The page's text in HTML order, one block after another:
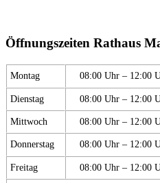
Öffnungszeiten Rathaus
Montag 08:00 Uhr – 12:00
Dienstag 08:00 Uhr – 12:00
Mittwoch 08:00 Uhr – 12:00
Donnerstag 08:00 Uhr – 12:00
Freitag 08:00 Uhr – 12:00